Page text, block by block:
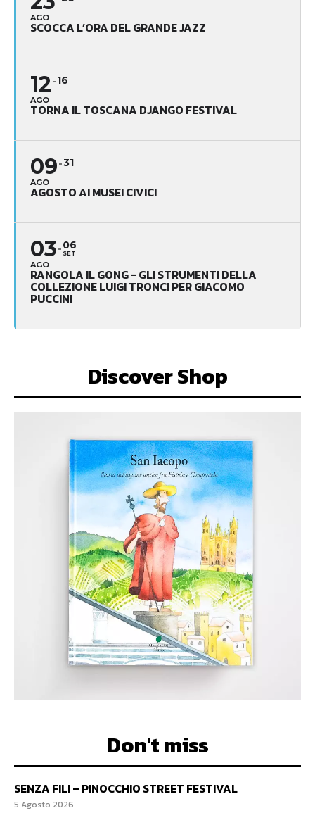
AGO
SCOCCA L’ORA DEL GRANDE JAZZ
12
AGO
16
TORNA IL TOSCANA DJANGO FESTIVAL
09
AGO
31
AGOSTO AI MUSEI CIVICI
03
AGO
06
SET
RANGOLA IL GONG - GLI STRUMENTI DELLA
COLLEZIONE LUIGI TRONCI PER GIACOMO
PUCCINI
Discover Shop
Don't miss
SENZA FILI – PINOCCHIO STREET FESTIVAL
5 Agosto 2026